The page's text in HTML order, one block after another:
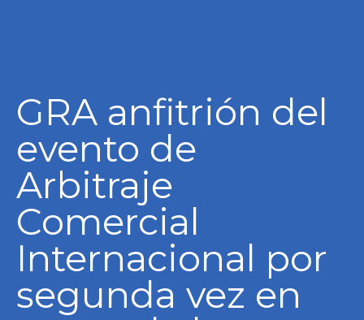
GRA anfitrión del
evento de
Arbitraje
Comercial
Internacional por
segunda vez en